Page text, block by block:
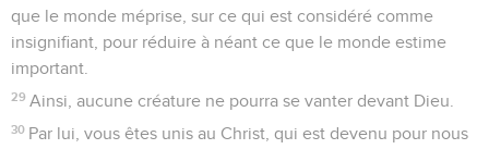
que le monde méprise, sur ce qui est considéré comme
insignifiant, pour réduire à néant ce que le monde estime
important.
29 Ainsi, aucune créature ne pourra se vanter devant Dieu.
30 Par lui, vous êtes unis au Christ, qui est devenu pour nous